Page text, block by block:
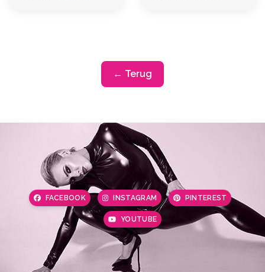
← Terug
FACEBOOK INSTAGRAM PINTEREST
YOUTUBE